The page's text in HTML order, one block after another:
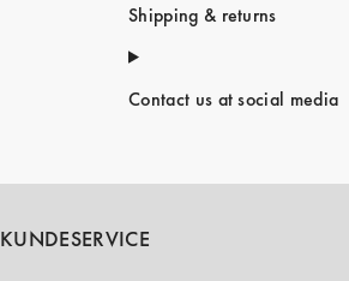
Shipping & returns
Contact us at social media
KUNDESERVICE